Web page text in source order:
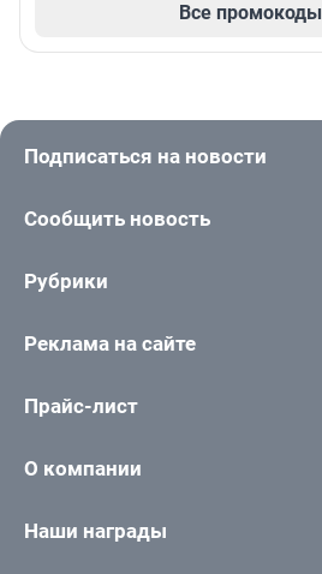
Все промокоды
Подписаться на новости
Сообщить новость
Рубрики
Реклама на сайте
Прайс-лист
О компании
Наши награды